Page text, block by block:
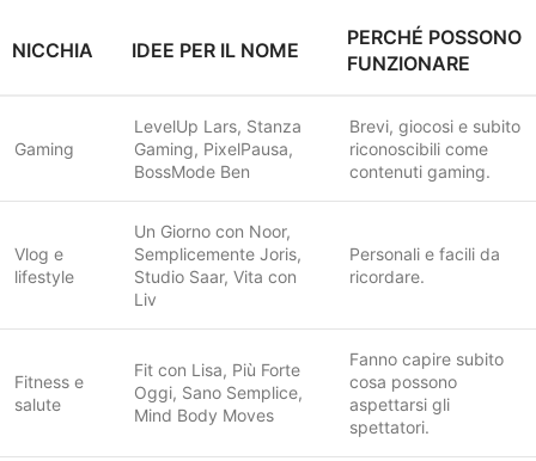
NICCHIA IDEE PER IL NOME
PERCHÉ POSSONO
FUNZIONARE
Gaming
LevelUp Lars, Stanza
Gaming, PixelPausa,
BossMode Ben
Brevi, giocosi e subito
riconoscibili come
contenuti gaming.
Vlog e
lifestyle
Un Giorno con Noor,
Semplicemente Joris,
Studio Saar, Vita con
Liv
Personali e facili da
ricordare.
Fitness e
salute
Fit con Lisa, Più Forte
Oggi, Sano Semplice,
Mind Body Moves
Fanno capire subito
cosa possono
aspettarsi gli
spettatori.